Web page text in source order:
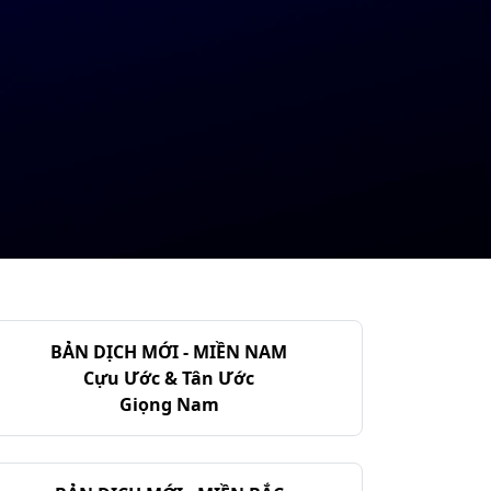
BẢN DỊCH MỚI - MIỀN NAM
Cựu Ước & Tân Ước
Giọng Nam